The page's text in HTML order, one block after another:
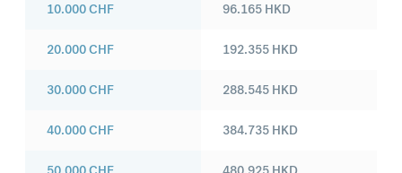
10.000CHF
20.000CHF
30.000CHF
40.000CHF
96.165 HKD
192.355 HKD
288.545 HKD
384.735 HKD